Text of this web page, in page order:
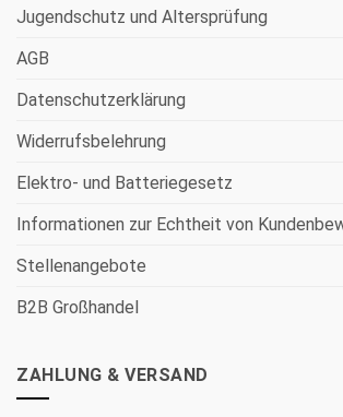
Jugendschutz und Altersprüfung
AGB
Datenschutzerklärung
Widerrufsbelehrung
Elektro- und Batteriegesetz
Informationen zur Echtheit von
Stellenangebote
B2B Großhandel
ZAHLUNG & VERSAND